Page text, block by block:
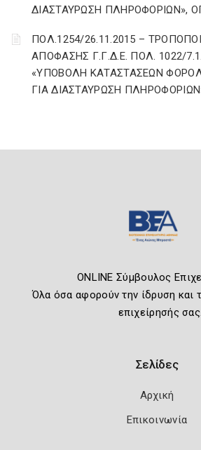
ΔΙΑΣΤΑΥΡΩΣΗ ΠΛΗΡΟΦΟΡΙΩΝ»,
ΠΟΛ.1254/26.11.2015 –
ΑΠΟΦΑΣΗΣ Γ.Γ.Δ.Ε. ΠΟΛ. 1022/
«ΥΠΟΒΟΛΗ ΚΑΤΑΣΤΑΣΕΩΝ
ΓΙΑ ΔΙΑΣΤΑΥΡΩΣΗ
ONLINE Σύμβουλος
Όλα όσα αφορούν την ίδρυση και
επιχείρησής σας.
Σελίδες
Αρχική
Επικοινωνία